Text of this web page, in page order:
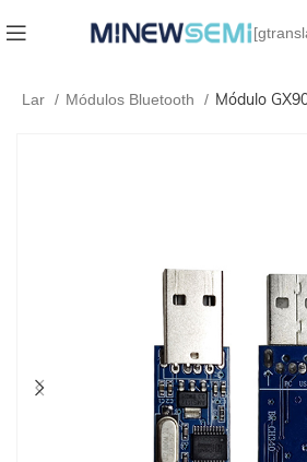
Lar Módulos Bluetooth Módulo